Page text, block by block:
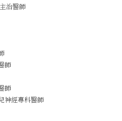
治醫師
師
師
神經專科醫師